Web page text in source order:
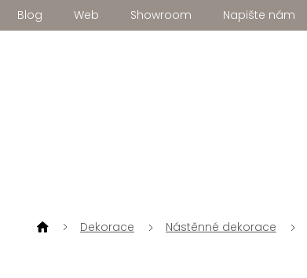
PřejítBlog Web Showroom Napište nám
Dekorace Nástěnné dekorace